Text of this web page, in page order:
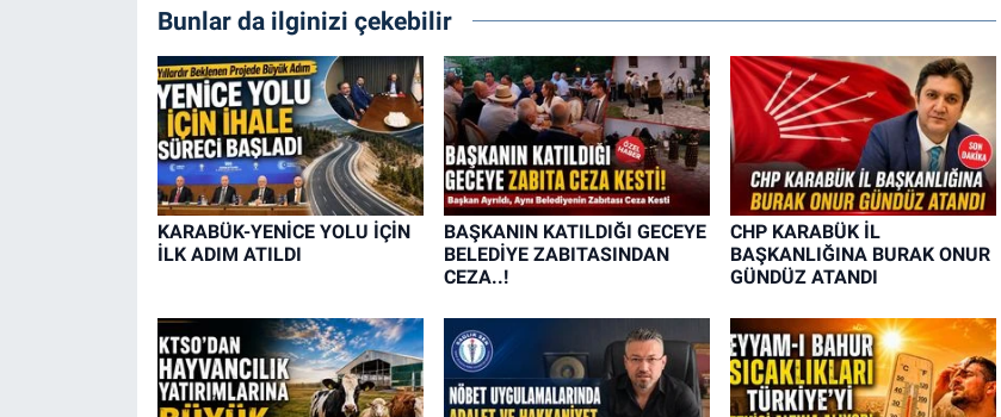
Bunlar da ilginizi çekebilir
KARABÜK-YENİCE YOLU İÇİN
İLK ADIM ATILDI
BAŞKANIN KATILDIĞI GECEYE
BELEDİYE ZABITASINDAN
CEZA..!
CHP KARABÜK İL
BAŞKANLIĞINA BURAK ONUR
GÜNDÜZ ATANDI